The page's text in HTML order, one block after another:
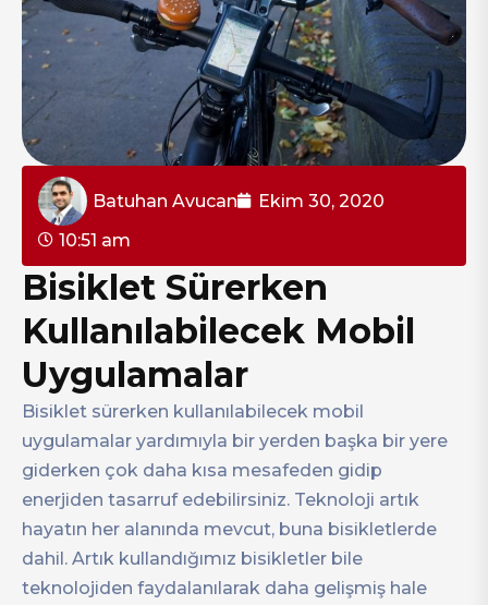
Batuhan Avucan
Ekim 30, 2020
10:51 am
Bisiklet Sürerken
Kullanılabilecek Mobil
Uygulamalar
Bisiklet sürerken kullanılabilecek mobil
uygulamalar yardımıyla bir yerden başka bir yere
giderken çok daha kısa mesafeden gidip
enerjiden tasarruf edebilirsiniz. Teknoloji artık
hayatın her alanında mevcut, buna bisikletlerde
dahil. Artık kullandığımız bisikletler bile
teknolojiden faydalanılarak daha gelişmiş hale